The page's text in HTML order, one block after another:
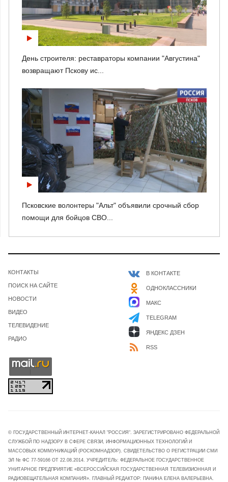
День строителя: реставраторы компании "Августина"
возвращают Пскову ис...
Псковские волонтеры "Альт" объявили срочный сбор
помощи для бойцов СВО...
КОНТАКТЫ
ПОИСК НА САЙТЕ
НОВОСТИ
ВИДЕО
ТЕЛЕВИДЕНИЕ
РАДИО
В КОНТАКТЕ
ОДНОКЛАССНИКИ
МАКС
TELEGRAM
ЯНДЕКС ДЗЕН
RSS
© ГОСУДАРСТВЕННЫЙ ИНТЕРНЕТ-КАНАЛ "РОССИЯ". ЗАРЕГИСТРИРОВАНО ФЕДЕРАЛЬНОЙ
СЛУЖБОЙ ПО НАДЗОРУ В СФЕРЕ СВЯЗИ, ИНФОРМАЦИОННЫХ ТЕХНОЛОГИЙ И
МАССОВЫХ КОММУНИКАЦИЙ (РОСКОМНАДЗОР). СВИДЕТЕЛЬСТВО О РЕГИСТРАЦИИ СМИ
ЭЛ № ФС 77-59166 ОТ 22.08.2014. УЧРЕДИТЕЛЬ: ФЕДЕРАЛЬНОЕ ГОСУДАРСТВЕННОЕ
УНИТАРНОЕ ПРЕДПРИЯТИЕ «ВСЕРОССИЙСКАЯ ГОСУДАРСТВЕННАЯ ТЕЛЕВИЗИОННАЯ И
РАДИОВЕЩАТЕЛЬНАЯ КОМПАНИЯ». ГЛАВНЫЙ РЕДАКТОР: ПАНИНА ЕЛЕНА ВАЛЕРЬЕВНА.